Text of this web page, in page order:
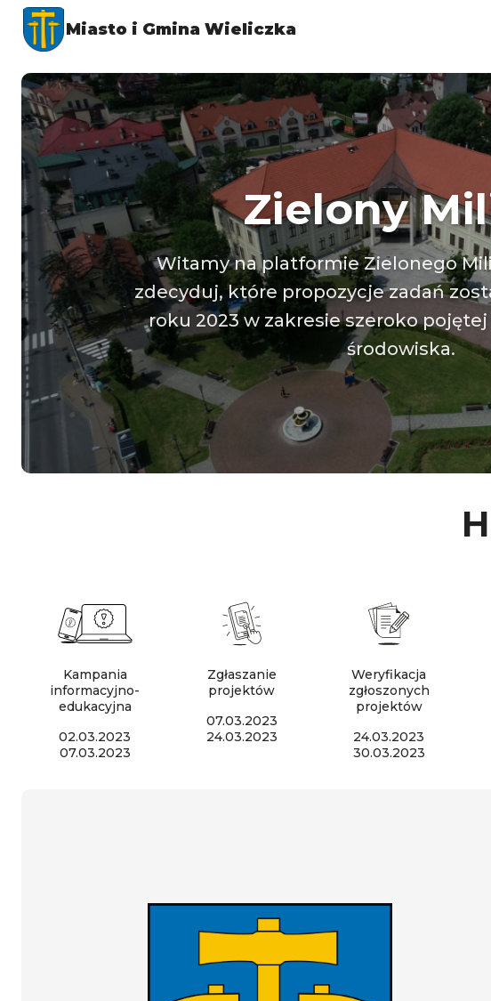
Miasto i Gmina Wieliczka
Zielony
Witamy na platformie Zielonego
zdecyduj, które propozycje zadań
roku 2023 w zakresie szeroko
środowiska.
Kampania
informacyjno-
edukacyjna
02.03.2023
07.03.2023
Zgłaszanie
projektów
07.03.2023
24.03.2023
Weryfikacja
zgłoszonych
projektów
24.03.2023
30.03.2023